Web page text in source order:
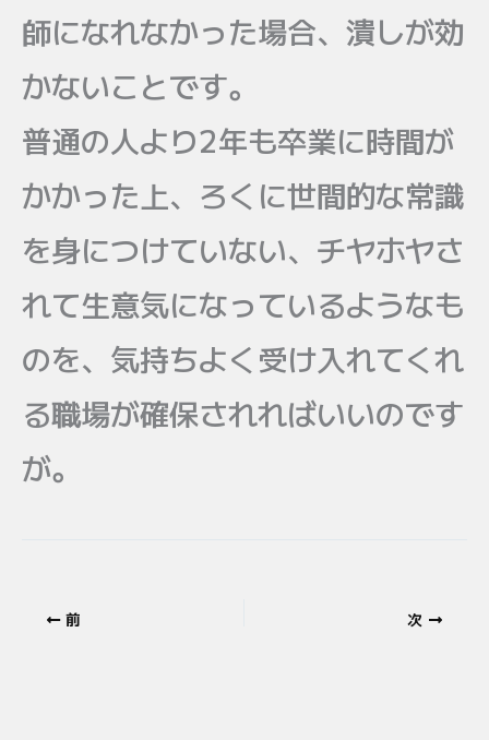
師になれなかった場合、潰しが効
かないことです。
普通の人より2年も卒業に時間が
かかった上、ろくに世間的な常識
を身につけていない、チヤホヤさ
れて生意気になっているようなも
のを、気持ちよく受け入れてくれ
る職場が確保されればいいのです
が。
前 次